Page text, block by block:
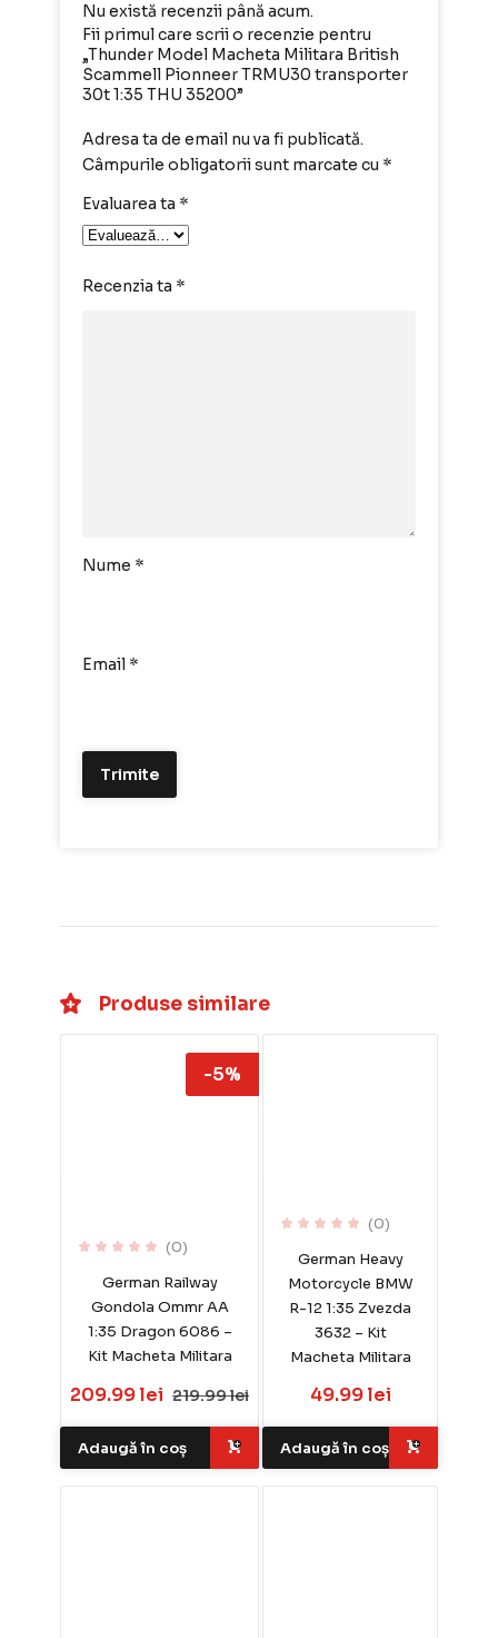
Nu există recenzii până acum.
Fii primul care scrii o recenzie pentru
„Thunder Model Macheta Militara British
Scammell Pionneer TRMU30 transporter
30t 1:35 THU 35200”
Adresa ta de email nu va fi publicată.
Câmpurile obligatorii sunt marcate cu *
Evaluarea ta *
Recenzia ta *
Nume *
Email *
Produse similare
(0)
German Railway
Gondola Ommr AA
1:35 Dragon 6086 –
Kit Macheta Militara
209.99 lei 219.99 lei
-5%
Adaugă în coș
(0)
German Heavy
Motorcycle BMW
R-12 1:35 Zvezda
3632 – Kit
Macheta Militara
49.99 lei
Adaugă în coș